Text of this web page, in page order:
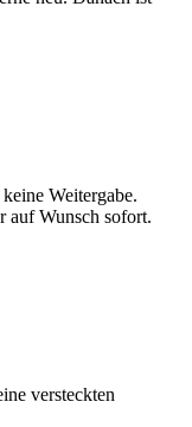
Weitergabe.
auf Wunsch sofort.
versteckten